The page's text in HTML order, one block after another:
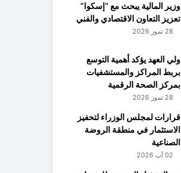
وزير المالية يبحث مع “إسكوا”
تعزيز التعاون الاقتصادي والفني
28 تموز 2026
ولي العهد يؤكد أهمية التوسع
بربط المراكز والمستشفيات
بمركز الصحة الرقمية
28 تموز 2026
قرارات لمجلس الوزراء لتحفيز
الاستثمار في منطقة الروضة
الصناعية
02 آب 2026